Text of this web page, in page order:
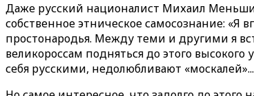
Даже русский националист Михаил
собственное этническое самосознание:
простонародья. Между теми и другими я
великороссам подняться до этого
себя русскими, недолюбливают